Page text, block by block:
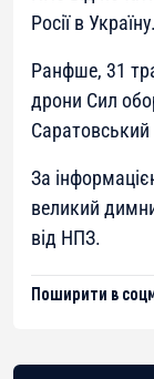
Росії в Україну.
Ранфше, 31
дрони Сил
За
великий
від НПЗ.
Поширити в